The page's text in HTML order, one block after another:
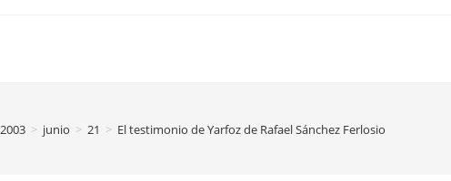
2003 > junio > 21 > El testimonio de Yarfoz de Rafael Sánchez Ferlosio